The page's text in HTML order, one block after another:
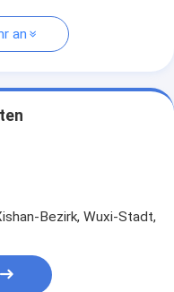
an
Bezirk, Wuxi-Stadt,